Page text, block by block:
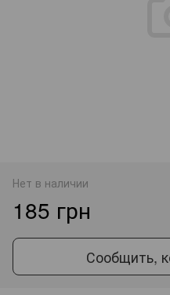
Нет в наличии
185 грн
Сообщить,